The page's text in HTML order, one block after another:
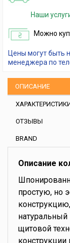
Наши
Можно
Цены могут быть
менеджера по
ОПИСАНИЕ
ОТЗЫВЫ
BRAND
Описание
простую, но
щитовой